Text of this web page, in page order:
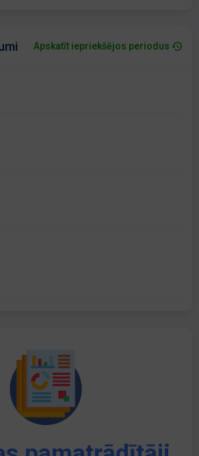
Apskatīt iepriekšējos periodus